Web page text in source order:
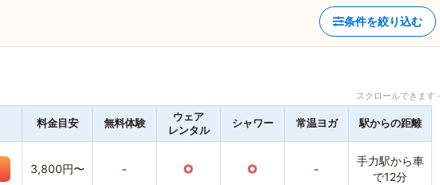
条件を絞り込む
スクロールできま
料金目安 無料体験
ウェア
レンタル
シャワー 常温ヨガ 駅からの距離
3,800円〜 - ○ ○ -
手力駅から車
で12分